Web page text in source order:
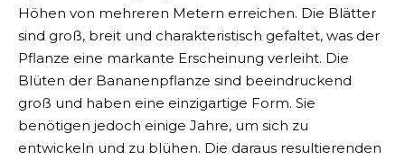
Höhen von mehreren Metern erreichen. Die Blätter
sind groß, breit und charakteristisch gefaltet, was der
Pflanze eine markante Erscheinung verleiht. Die
Blüten der Bananenpflanze sind beeindruckend
groß und haben eine einzigartige Form. Sie
benötigen jedoch einige Jahre, um sich zu
entwickeln und zu blühen. Die daraus resultierenden